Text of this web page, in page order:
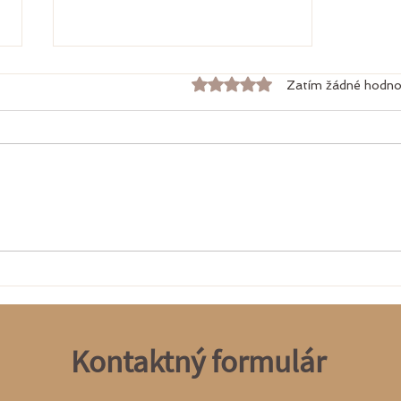
Hodnoceno 0 z 5Zatím žádné
Kontaktný formulár